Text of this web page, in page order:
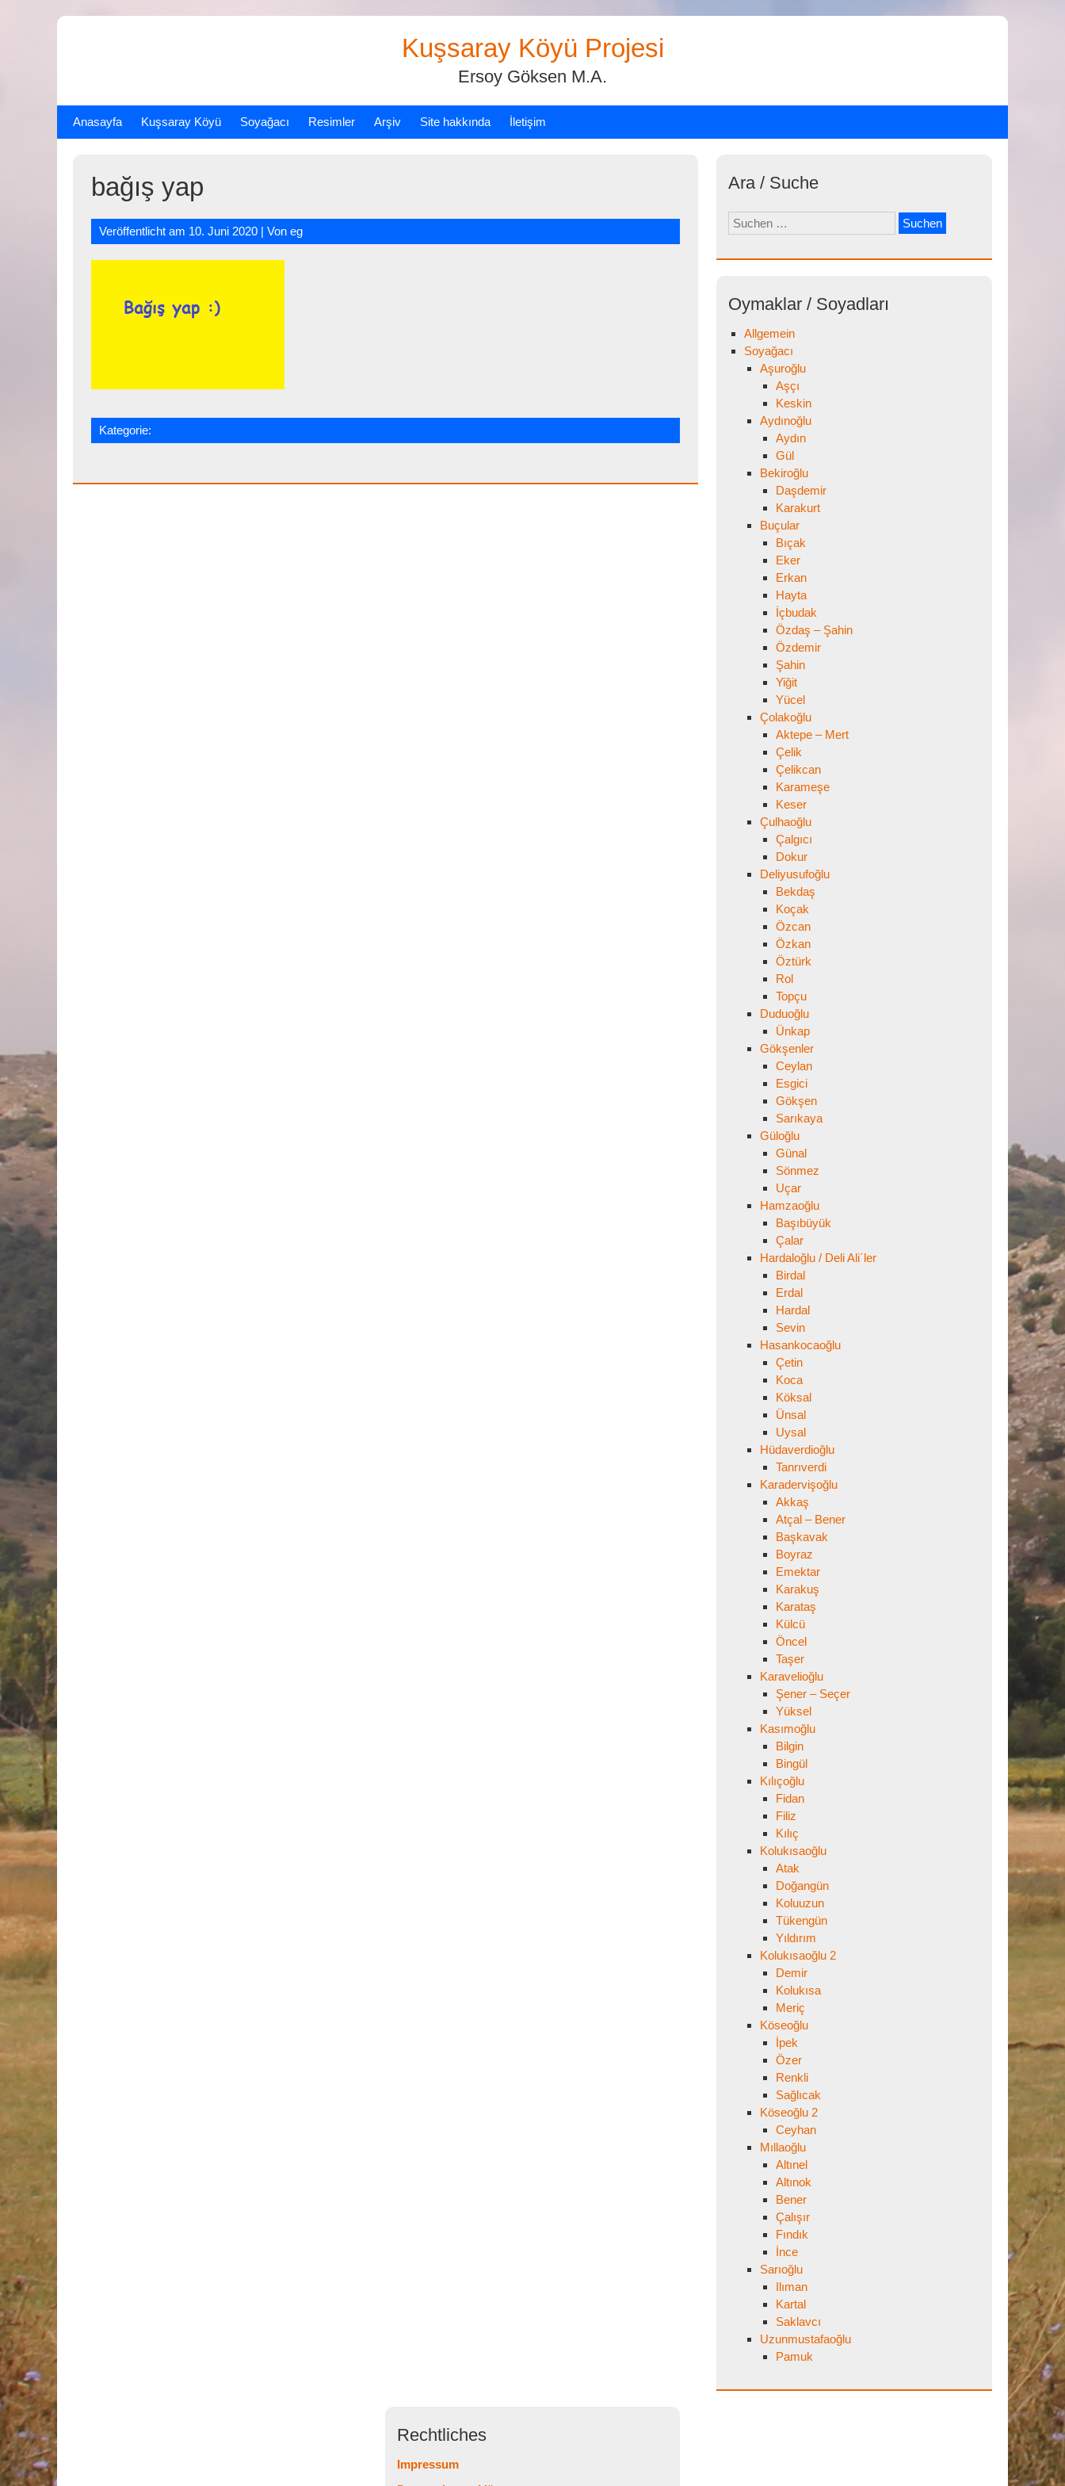
Kuşsaray Köyü Projesi
Ersoy Göksen M.A.
Anasayfa Kuşsaray Köyü Soyağacı Resimler Arşiv Site hakkında İletişim
bağış yap
Veröffentlicht am 10. Juni 2020 | Voneg
Kategorie:
Ara / Suche
Suchen
nach:
Oymaklar / Soyadları
Allgemein
Soyağacı
Aşuroğlu
Aşçı
Keskin
Aydınoğlu
Aydın
Gül
Bekiroğlu
Daşdemir
Karakurt
Buçular
Bıçak
Eker
Erkan
Hayta
İçbudak
Özdaş – Şahin
Özdemir
Şahin
Yiğit
Yücel
Çolakoğlu
Aktepe – Mert
Çelik
Çelikcan
Karameşe
Keser
Çulhaoğlu
Çalgıcı
Dokur
Deliyusufoğlu
Bekdaş
Koçak
Özcan
Özkan
Öztürk
Rol
Topçu
Duduoğlu
Ünkap
Gökşenler
Ceylan
Esgici
Gökşen
Sarıkaya
Güloğlu
Günal
Sönmez
Uçar
Hamzaoğlu
Başıbüyük
Çalar
Hardaloğlu / Deli Ali´ler
Birdal
Erdal
Hardal
Sevin
Hasankocaoğlu
Çetin
Koca
Köksal
Ünsal
Uysal
Hüdaverdioğlu
Tanrıverdi
Karadervişoğlu
Akkaş
Atçal – Bener
Başkavak
Boyraz
Emektar
Karakuş
Karataş
Külcü
Öncel
Taşer
Karavelioğlu
Şener – Seçer
Yüksel
Kasımoğlu
Bilgin
Bingül
Kılıçoğlu
Fidan
Filiz
Kılıç
Kolukısaoğlu
Atak
Doğangün
Koluuzun
Tükengün
Yıldırım
Kolukısaoğlu 2
Demir
Kolukısa
Meriç
Köseoğlu
İpek
Özer
Renkli
Sağlıcak
Köseoğlu 2
Ceyhan
Mıllaoğlu
Altınel
Altınok
Bener
Çalışır
Fındık
İnce
Sarıoğlu
Ilıman
Kartal
Saklavcı
Uzunmustafaoğlu
Pamuk
Rechtliches
Impressum